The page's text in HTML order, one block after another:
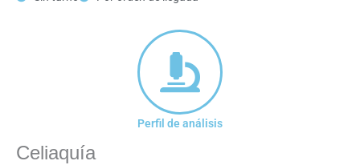
Perfil de análisis
Celiaquía